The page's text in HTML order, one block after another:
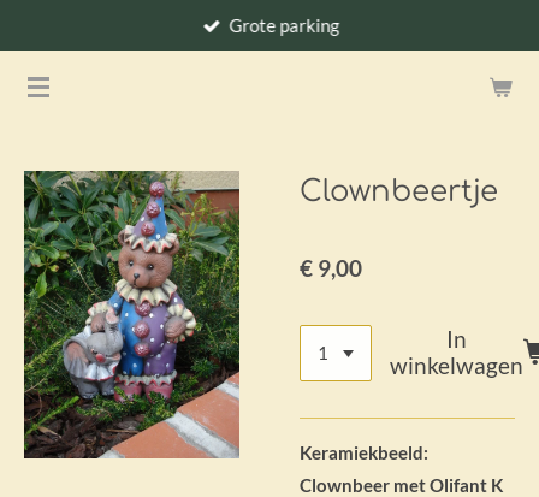
naar
Grote parking
Clownbeertje
€ 9,00
In
winkelwagen
Keramiekbeeld:
Clownbeer met Olifant K